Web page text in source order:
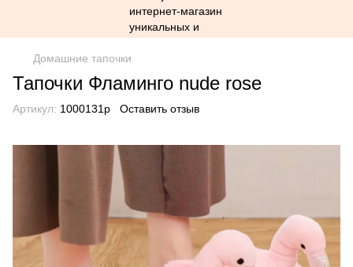
Домашние тапочки
Тапочки Фламинго nude rose
Артикул: 1000131p Оставить отзыв